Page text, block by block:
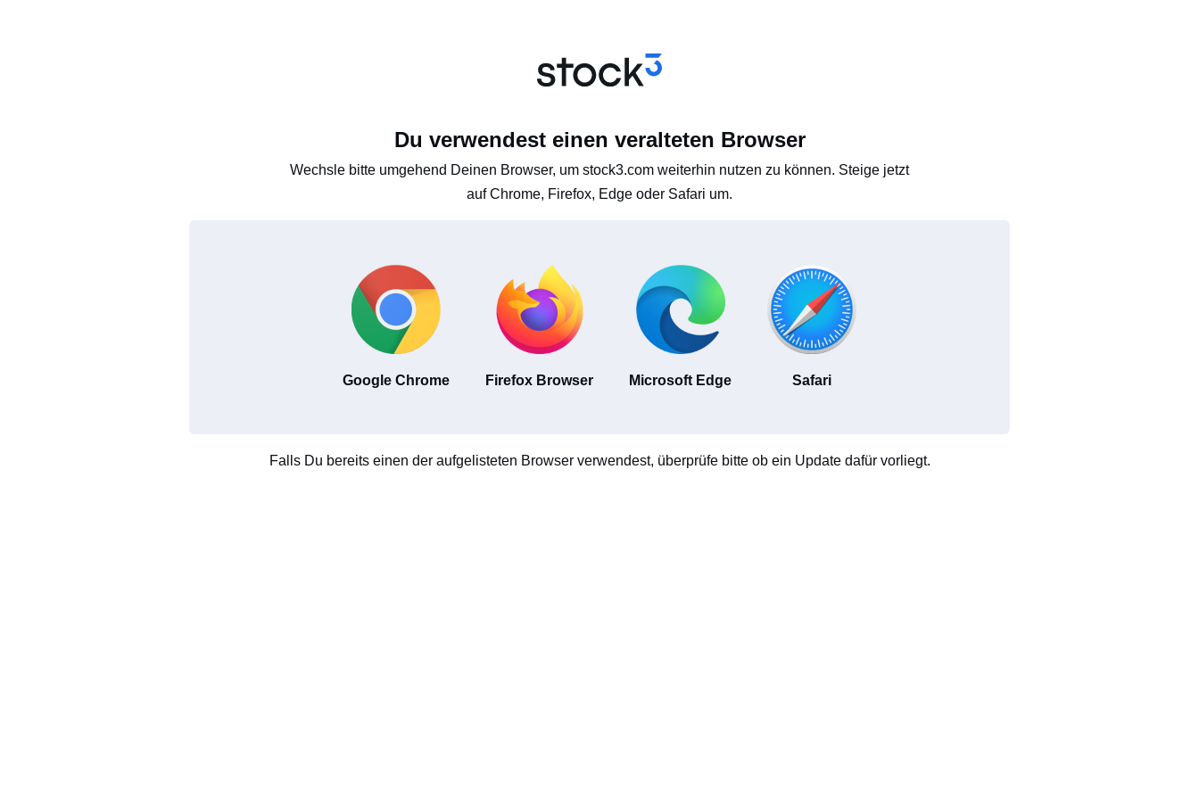
Du verwendest einen veralteten Browser
Wechsle bitte umgehend Deinen Browser, um stock3.com weiterhin nutzen zu können. Steige jetzt
auf Chrome, Firefox, Edge oder Safari um.
Google Chrome Firefox Browser Microsoft Edge Safari
Falls Du bereits einen der aufgelisteten Browser verwendest, überprüfe bitte ob ein Update dafür vorliegt.